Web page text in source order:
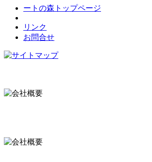
ートの森トップページ
リンク
お問合せ